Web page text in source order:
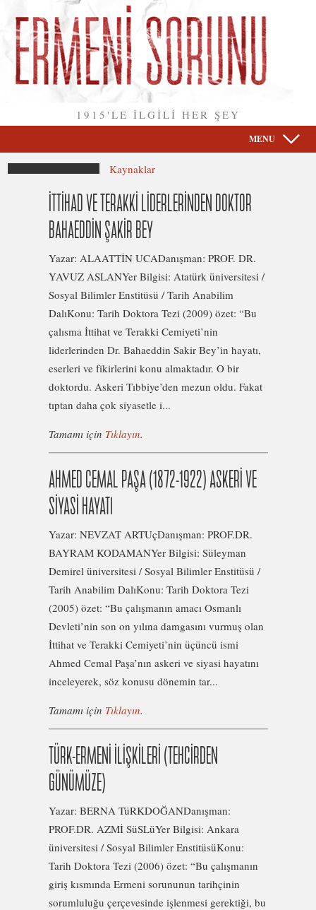
1915'LE İLGİLİ HER ŞEY
MENU
Kaynaklar
İTTİHAD VE TERAKKİ LİDERLERİNDEN DOKTOR
BAHAEDDİN ŞAKİR BEY
Yazar: ALAATTİN UCADanışman: PROF. DR.
YAVUZ ASLANYer Bilgisi: Atatürk üniversitesi /
Sosyal Bilimler Enstitüsü / Tarih Anabilim
DalıKonu: Tarih Doktora Tezi (2009) özet: “Bu
çalısma İttihat ve Terakki Cemiyeti’nin
liderlerinden Dr. Bahaeddin Sakir Bey’in hayatı,
eserleri ve fikirlerini konu almaktadır. O bir
doktordu. Askeri Tıbbiye’den mezun oldu. Fakat
tıptan daha çok siyasetle i...
Tamamı için Tıklayın.
AHMED CEMAL PAŞA (1872-1922) ASKERİ VE
SİYASİ HAYATI
Yazar: NEVZAT ARTUçDanışman: PROF.DR.
BAYRAM KODAMANYer Bilgisi: Süleyman
Demirel üniversitesi / Sosyal Bilimler Enstitüsü /
Tarih Anabilim DalıKonu: Tarih Doktora Tezi
(2005) özet: “Bu çalışmanın amacı Osmanlı
Devleti’nin son on yılına damgasını vurmuş olan
İttihat ve Terakki Cemiyeti’nin üçüncü ismi
Ahmed Cemal Paşa’nın askeri ve siyasi hayatını
inceleyerek, söz konusu dönemin tar...
Tamamı için Tıklayın.
TÜRK-ERMENİ İLİŞKİLERİ (TEHCİRDEN
GÜNÜMÜZE)
Yazar: BERNA TüRKDOĞANDanışman:
PROF.DR. AZMİ SüSLüYer Bilgisi: Ankara
üniversitesi / Sosyal Bilimler EnstitüsüKonu:
Tarih Doktora Tezi (2006) özet: “Bu çalışmanın
giriş kısmında Ermeni sorununun tarihçinin
sorumluluğu çerçevesinde işlenmesi gerektiği, bu